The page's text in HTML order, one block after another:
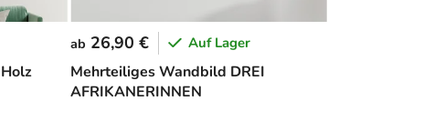
Mehrteiliges Wandbild DREI
AFRIKANERINNEN
ab 26,90 € Auf Lager